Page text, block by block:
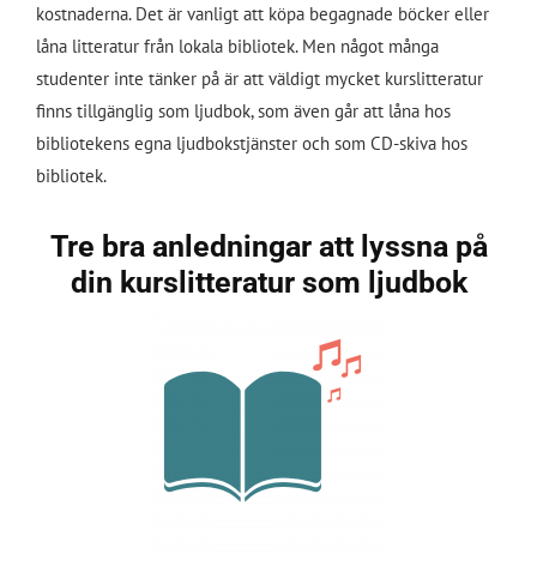
kostnaderna. Det är vanligt att köpa begagnade böcker eller
låna litteratur från lokala bibliotek. Men något många
studenter inte tänker på är att väldigt mycket kurslitteratur
finns tillgänglig som ljudbok, som även går att låna hos
bibliotekens egna ljudbokstjänster och som CD-skiva hos
bibliotek.
Tre bra anledningar att lyssna på
din kurslitteratur som ljudbok